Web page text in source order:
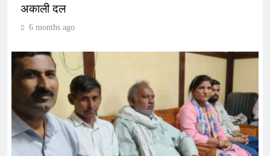
अकाली दल
6 months ago